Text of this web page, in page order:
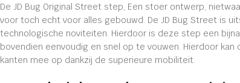
De JD Bug Original Street step, Een stoer ontwerp,
voor toch echt voor alles gebouwd. De JD Bug Street is
technologische noviteiten. Hierdoor is deze step een
bovendien eenvoudig en snel op te vouwen. Hierdoor
kanten mee op dankzij de superieure mobiliteit.